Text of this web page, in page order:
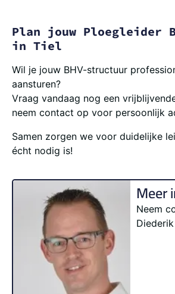
Plan jouw Ploegleider
in Tiel
Wil je jouw BHV-structuur
aansturen?
Vraag vandaag nog een
neem contact op voor persoonlijk
Samen zorgen we voor duidelijke
écht nodig is!
Meer
Neem